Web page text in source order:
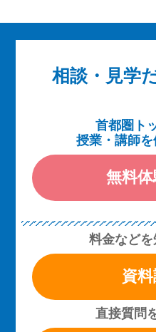
相談・見学
首都圏ト
授業・講師を
無料
料金など
資
直接質問